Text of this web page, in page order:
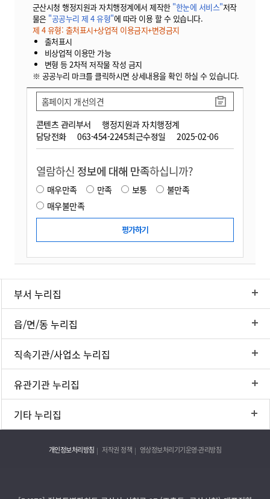
군산시청 행정지원과 자치행정계에서 제작한 "한눈에 서비스"저작
물은 "공공누리 제 4 유형"에 따라 이용 할 수 있습니다.
제 4 유형: 출처표시+상업적 이용금지+변경금지
출처표시
비상업적 이용만 가능
변형 등 2차적 저작물 작성 금지
※ 공공누리 마크를 클릭하시면 상세내용을 확인 하실 수 있습니다.
콘텐츠 관리부서
행정지원과 자치행정계
담당전화
063-454-2245최근수정일 2025-02-06
홈페이지 개선의견
열람하신 정보에 대해 만족하십니까?
매우만족 만족 보통
불만족
매우불만족
부서 누리집
읍/면/동 누리집
직속기관/사업소 누리집
유관기관 누리집
기타 누리집
개인정보처리방침 저작권 정책 영상정보처리기기운영·관리방침